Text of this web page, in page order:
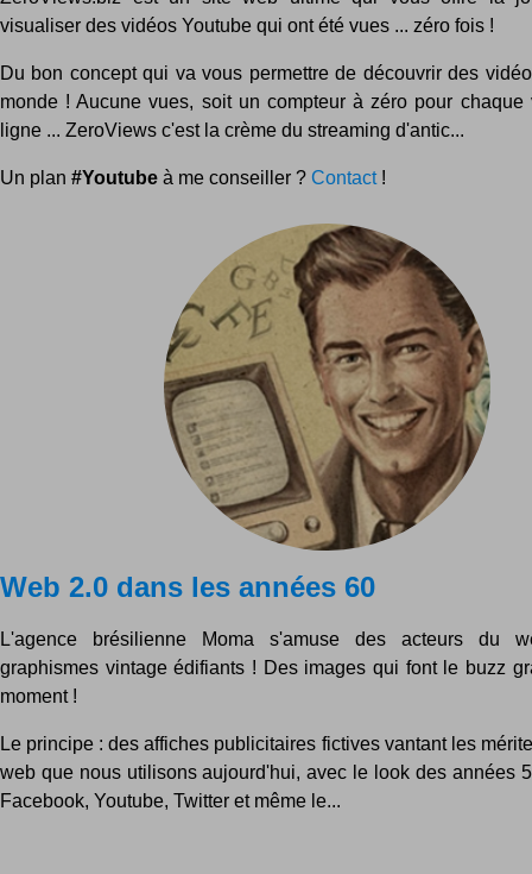
visualiser des vidéos Youtube qui ont été vues ... zéro fois !
Du bon concept qui va vous permettre de découvrir des
monde ! Aucune vues, soit un compteur à zéro pour chaque
ligne ... ZeroViews c'est la crème du streaming d'antic...
Un plan #Youtube à me conseiller ? Contact!
Web 2.0 dans les années 60
L'agence brésilienne Moma s'amuse des acteurs du
graphismes vintage édifiants ! Des images qui font le buzz
moment !
Le principe : des affiches publicitaires fictives vantant les
web que nous utilisons aujourd'hui, avec le look des années
Facebook, Youtube, Twitter et même le...